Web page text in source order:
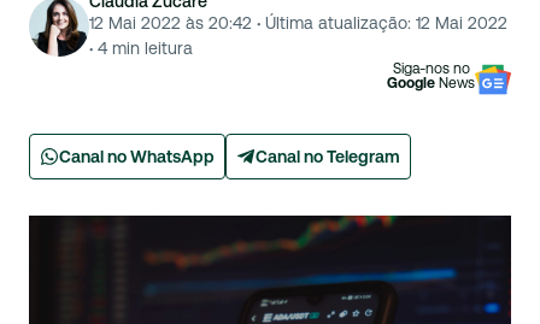
12 Mai 2022 às 20:42 · Última atualização: 12 Mai 2022
· 4min leitura
Siga-nos no
Google News
Canal no WhatsApp Canal no Telegram